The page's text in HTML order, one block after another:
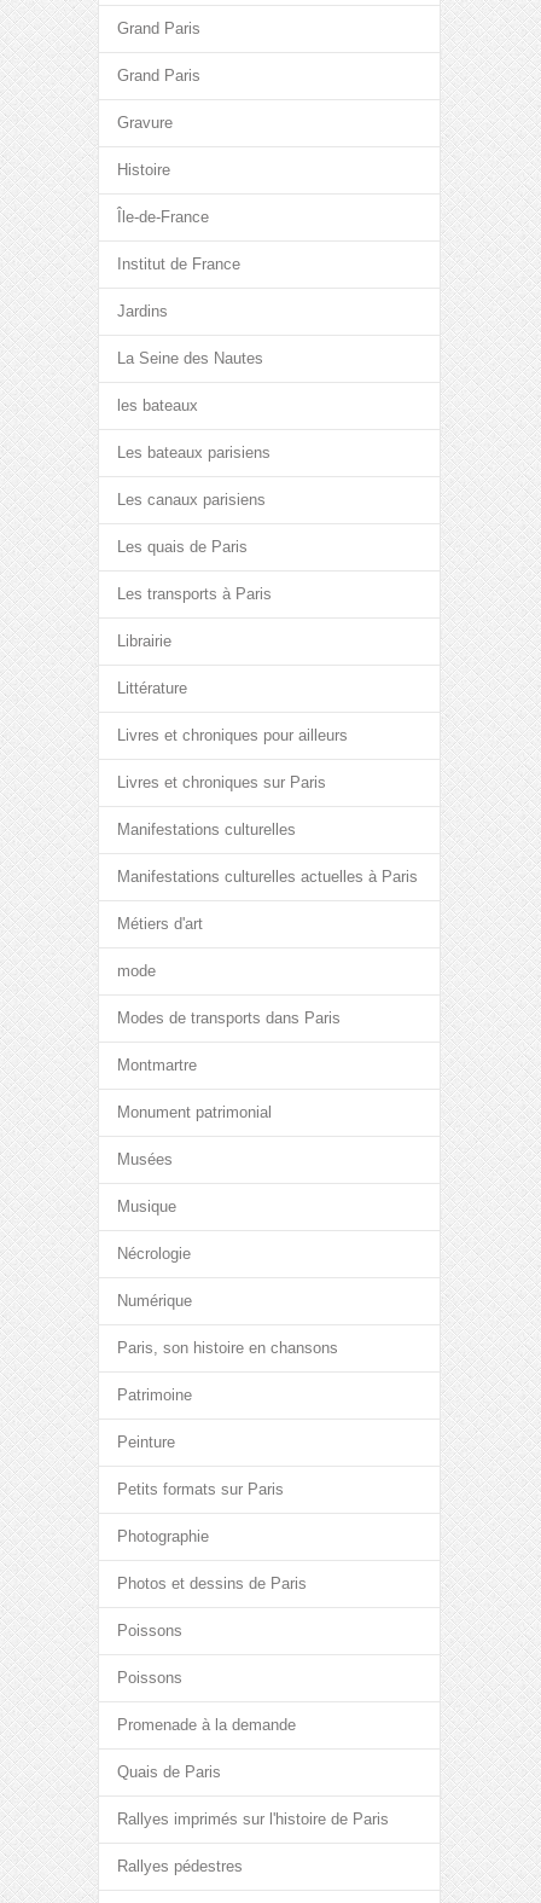
Grand Paris
Grand Paris
Gravure
Histoire
Île-de-France
Institut de France
Jardins
La Seine des Nautes
les bateaux
Les bateaux parisiens
Les canaux parisiens
Les quais de Paris
Les transports à Paris
Librairie
Littérature
Livres et chroniques pour ailleurs
Livres et chroniques sur Paris
Manifestations culturelles
Manifestations culturelles actuelles à Paris
Métiers d'art
mode
Modes de transports dans Paris
Montmartre
Monument patrimonial
Musées
Musique
Nécrologie
Numérique
Paris, son histoire en chansons
Patrimoine
Peinture
Petits formats sur Paris
Photographie
Photos et dessins de Paris
Poissons
Poissons
Promenade à la demande
Quais de Paris
Rallyes imprimés sur l'histoire de Paris
Rallyes pédestres